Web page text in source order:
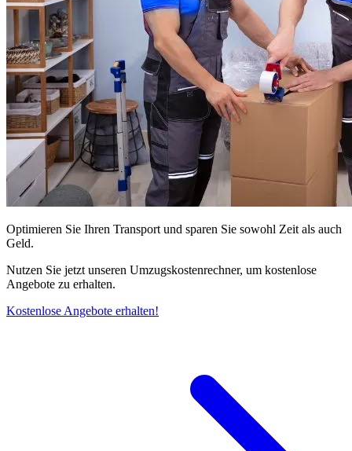
Optimieren Sie Ihren Transport und sparen Sie sowohl Zeit als auch
Geld.
Nutzen Sie jetzt unseren Umzugskostenrechner, um kostenlose
Angebote zu erhalten.
Kostenlose Angebote erhalten!